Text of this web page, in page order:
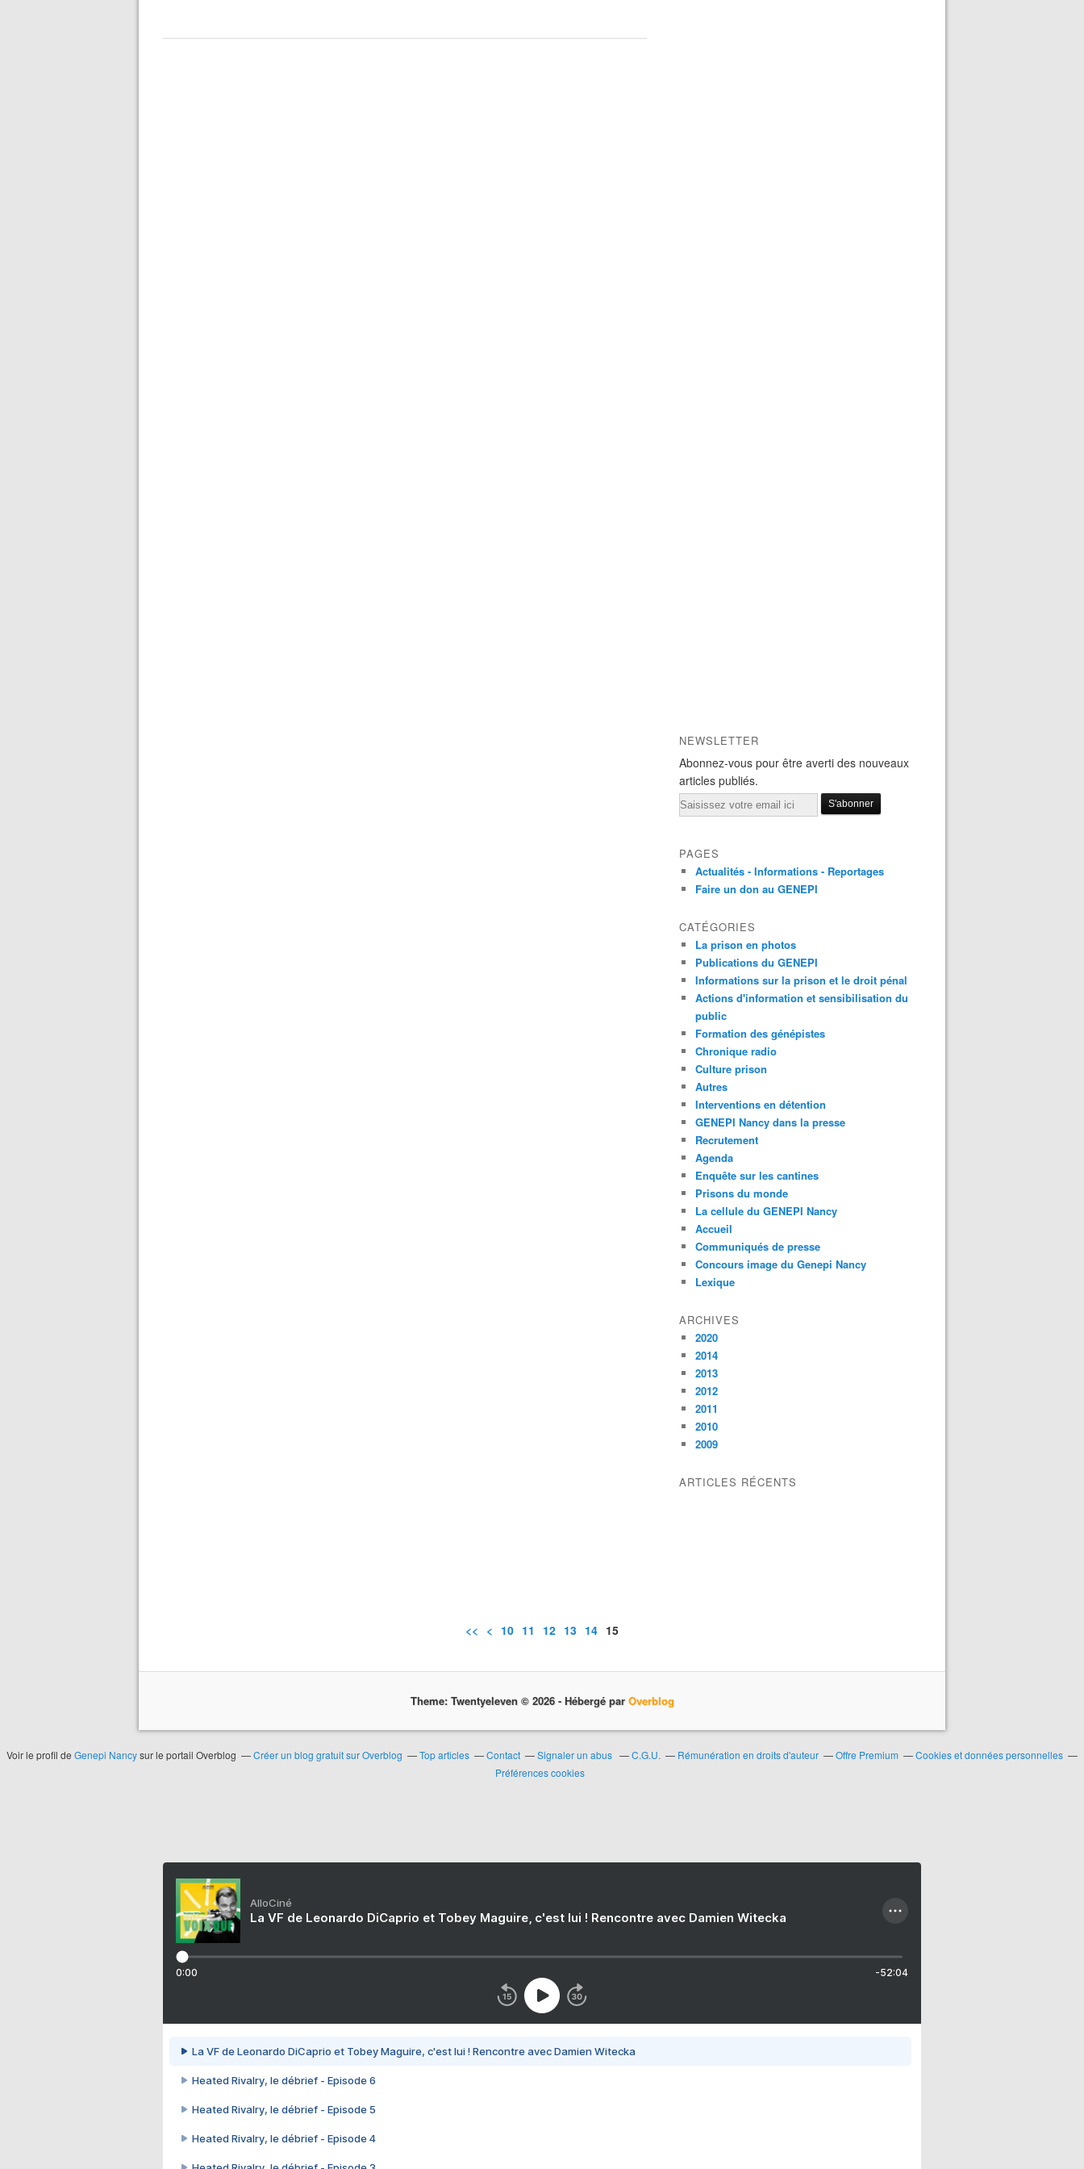
NEWSLETTER
Abonnez-vous pour être averti des nouveaux
articles publiés.
Email
PAGES
Actualités - Informations - Reportages
Faire un don au GENEPI
CATÉGORIES
La prison en photos
Publications du GENEPI
Informations sur la prison et le droit pénal
Actions d'information et sensibilisation du
public
Formation des génépistes
Chronique radio
Culture prison
Autres
Interventions en détention
GENEPI Nancy dans la presse
Recrutement
Agenda
Enquête sur les cantines
Prisons du monde
La cellule du GENEPI Nancy
Accueil
Communiqués de presse
Concours image du Genepi Nancy
Lexique
ARCHIVES
2020
2014
2013
2012
2011
2010
2009
ARTICLES RÉCENTS
<< < 10 11 12 13 14 15
Theme: Twentyeleven © 2026 - Hébergé par Overblog
Voir le profil de Genepi Nancysur le portail Overblog Créer un blog gratuit sur Overblog Top articles Contact Signaler un abus C.G.U. Rémunération en droits d'auteur Offre Premium
Cookies et données personnelles
Préférences cookies
AlloCiné
La VF de Leonardo DiCaprio et Tobey Maguire, c'est lui ! Rencontre avec Damien Witecka
0:00 -52:04
La VF de Leonardo DiCaprio et Tobey Maguire, c'est lui ! Rencontre avec Damien Witecka
Heated Rivalry, le débrief - Episode 6
Heated Rivalry, le débrief - Episode 5
Heated Rivalry, le débrief - Episode 4